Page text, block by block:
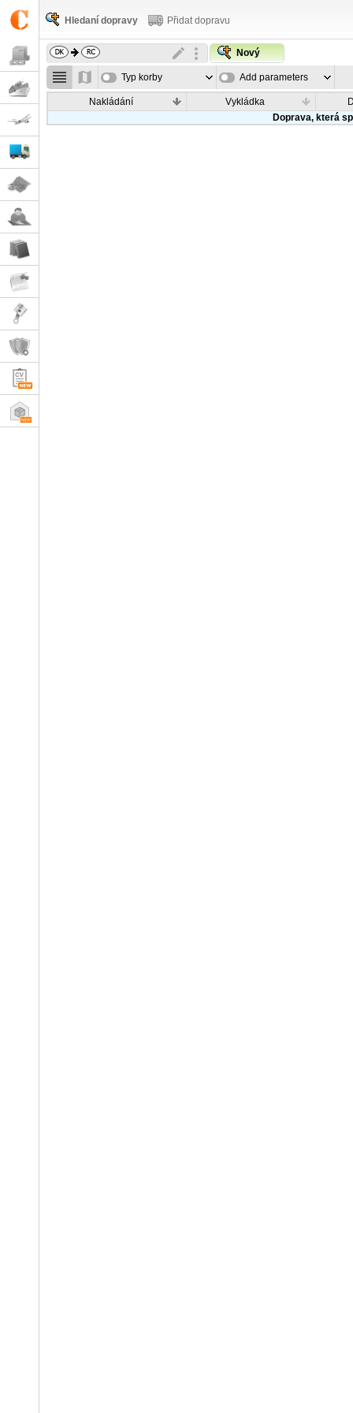
Hledaní dopravy Přidat dopravu
Nový
Typ korby Add parameters
Nakládání Vykládka
Doprava, která